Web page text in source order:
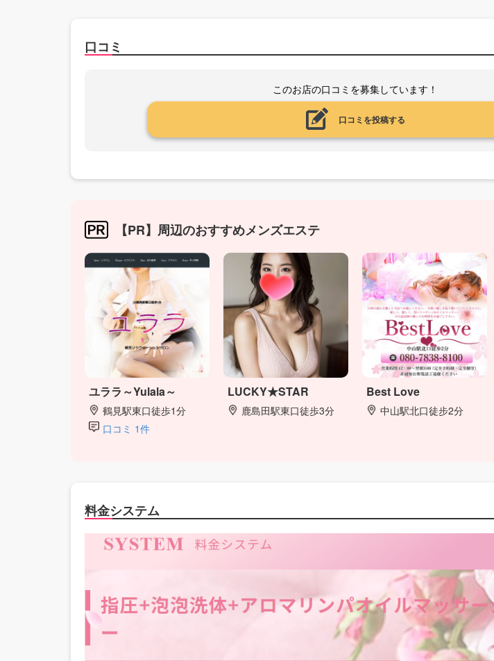
口コミ
このお店の口コミを募集しています！
口コミを投稿する
【PR】周辺のおすすめメンズエステ
ユララ～Yulala～
鶴見駅東口徒歩1分
口コミ 1件
LUCKY★STAR
鹿島田駅東口徒歩3分
Best Love
中山駅北口徒步2分
料金システム